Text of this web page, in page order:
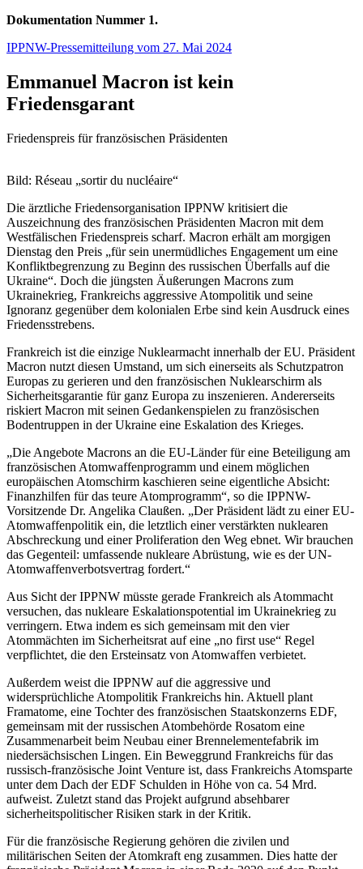
Dokumentation Nummer 1.
IPPNW-Pressemitteilung vom 27. Mai 2024
Emmanuel Macron ist kein
Friedensgarant
Friedenspreis für französischen Präsidenten
Bild: Réseau „sortir du nucléaire“
Die ärztliche Friedensorganisation IPPNW kritisiert die
Auszeichnung des französischen Präsidenten Macron mit dem
Westfälischen Friedenspreis scharf. Macron erhält am morgigen
Dienstag den Preis „für sein unermüdliches Engagement um eine
Konfliktbegrenzung zu Beginn des russischen Überfalls auf die
Ukraine“. Doch die jüngsten Äußerungen Macrons zum
Ukrainekrieg, Frankreichs aggressive Atompolitik und seine
Ignoranz gegenüber dem kolonialen Erbe sind kein Ausdruck eines
Friedensstrebens.
Frankreich ist die einzige Nuklearmacht innerhalb der EU. Präsident
Macron nutzt diesen Umstand, um sich einerseits als Schutzpatron
Europas zu gerieren und den französischen Nuklearschirm als
Sicherheitsgarantie für ganz Europa zu inszenieren. Andererseits
riskiert Macron mit seinen Gedankenspielen zu französischen
Bodentruppen in der Ukraine eine Eskalation des Krieges.
„Die Angebote Macrons an die EU-Länder für eine Beteiligung am
französischen Atomwaffenprogramm und einem möglichen
europäischen Atomschirm kaschieren seine eigentliche Absicht:
Finanzhilfen für das teure Atomprogramm“, so die IPPNW-
Vorsitzende Dr. Angelika Claußen. „Der Präsident lädt zu einer EU-
Atomwaffenpolitik ein, die letztlich einer verstärkten nuklearen
Abschreckung und einer Proliferation den Weg ebnet. Wir brauchen
das Gegenteil: umfassende nukleare Abrüstung, wie es der UN-
Atomwaffenverbotsvertrag fordert.“
Aus Sicht der IPPNW müsste gerade Frankreich als Atommacht
versuchen, das nukleare Eskalationspotential im Ukrainekrieg zu
verringern. Etwa indem es sich gemeinsam mit den vier
Atommächten im Sicherheitsrat auf eine „no first use“ Regel
verpflichtet, die den Ersteinsatz von Atomwaffen verbietet.
Außerdem weist die IPPNW auf die aggressive und
widersprüchliche Atompolitik Frankreichs hin. Aktuell plant
Framatome, eine Tochter des französischen Staatskonzerns EDF,
gemeinsam mit der russischen Atombehörde Rosatom eine
Zusammenarbeit beim Neubau einer Brennelementefabrik im
niedersächsischen Lingen. Ein Beweggrund Frankreichs für das
russisch-französische Joint Venture ist, dass Frankreichs Atomsparte
unter dem Dach der EDF Schulden in Höhe von ca. 54 Mrd.
aufweist. Zuletzt stand das Projekt aufgrund absehbarer
sicherheitspolitischer Risiken stark in der Kritik.
Für die französische Regierung gehören die zivilen und
militärischen Seiten der Atomkraft eng zusammen. Dies hatte der